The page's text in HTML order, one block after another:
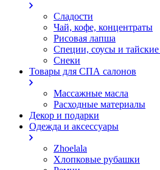
Сладости
Чай, кофе, концентраты
Рисовая лапша
Специи, соусы и
Снеки
Товары для СПА салонов
Массажные масла
Расходные материалы
Декор и подарки
Одежда и аксессуары
Zhoelala
Хлопковые рубашки